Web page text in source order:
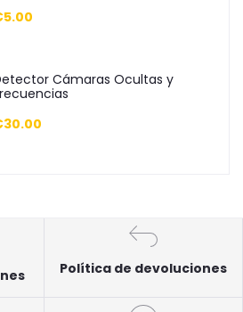
Cámaras Ocultas y
Política de devoluciones